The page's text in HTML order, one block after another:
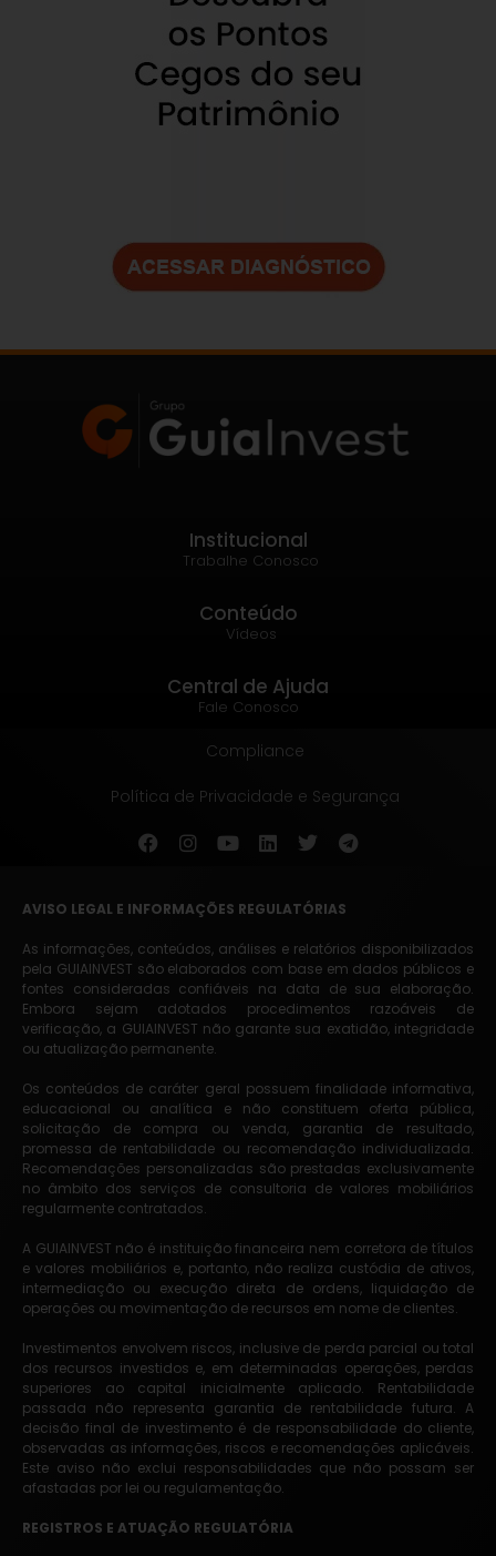
Institucional
Trabalhe Conosco
Conteúdo
Vídeos
Central de Ajuda
Fale Conosco
Compliance
Política de Privacidade e Segurança
AVISO LEGAL E INFORMAÇÕES REGULATÓRIAS
As informações, conteúdos, análises e relatórios disponibilizados
pela GUIAINVEST são elaborados com base em dados públicos e
fontes consideradas confiáveis na data de sua elaboração.
Embora sejam adotados procedimentos razoáveis de
verificação, a GUIAINVEST não garante sua exatidão, integridade
ou atualização permanente.
Os conteúdos de caráter geral possuem finalidade informativa,
educacional ou analítica e não constituem oferta pública,
solicitação de compra ou venda, garantia de resultado,
promessa de rentabilidade ou recomendação individualizada.
Recomendações personalizadas são prestadas exclusivamente
no âmbito dos serviços de consultoria de valores mobiliários
regularmente contratados.
A GUIAINVEST não é instituição financeira nem corretora de títulos
e valores mobiliários e, portanto, não realiza custódia de ativos,
intermediação ou execução direta de ordens, liquidação de
operações ou movimentação de recursos em nome de clientes.
Investimentos envolvem riscos, inclusive de perda parcial ou total
dos recursos investidos e, em determinadas operações, perdas
superiores ao capital inicialmente aplicado. Rentabilidade
passada não representa garantia de rentabilidade futura. A
decisão final de investimento é de responsabilidade do cliente,
observadas as informações, riscos e recomendações aplicáveis.
Este aviso não exclui responsabilidades que não possam ser
afastadas por lei ou regulamentação.
REGISTROS E ATUAÇÃO REGULATÓRIA